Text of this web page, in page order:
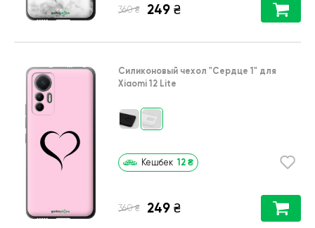
360 ₴ 249 ₴
Силиконовый чехол "Сердце 1" для
Xiaomi 12 Lite
Кешбек 12 ₴
360 ₴ 249 ₴